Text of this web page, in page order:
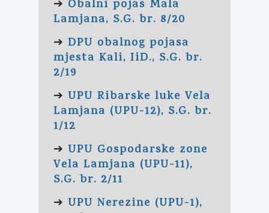
➔ Obalni pojas Mala
Lamjana, S.G. br. 8/20
➔ DPU obalnog pojasa
mjesta Kali, IiD., S.G. br.
2/19
➔ UPU Ribarske luke Vela
Lamjana (UPU-12), S.G. br.
1/12
➔ UPU Gospodarske zone
Vela Lamjana (UPU-11),
S.G. br. 2/11
➔ UPU Nerezine (UPU-1),